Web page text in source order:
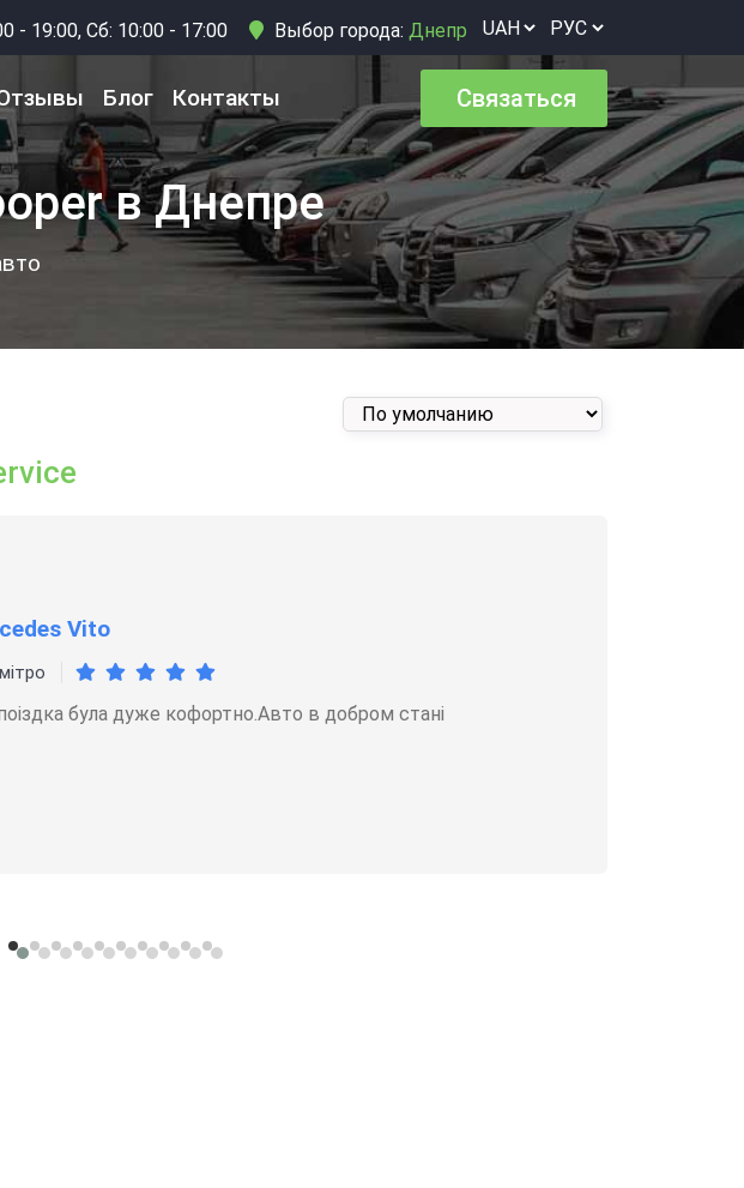
- 19:00, Сб: 10:00 - 17:00 Выбор города: Днепр
Блог Контакты Связаться
в Днепре
Vito
була дуже кофортно.Авто в добром стані